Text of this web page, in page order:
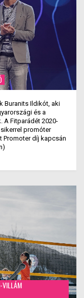
Buranits Ildikót, aki
és a
A Fitparádét 2020-
promóter
Promoter díj kapcsán
VILLÁM